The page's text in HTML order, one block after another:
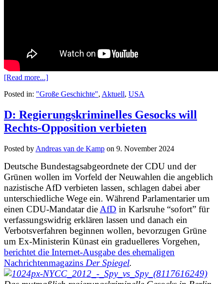
[Read more...]
Posted in: "Große Geschichte", Aktuell, USA
D: Regierungskriminelles Gesocks will
Rechts-Opposition verbieten
Posted by Andreas van de Kamp on 9. November 2024
Deutsche Bundestagsabgeordnete der CDU und der
Grünen wollen im Vorfeld der Neuwahlen die angeblich
nazistische AfD verbieten lassen, schlagen dabei aber
unterschiedliche Wege ein. Während Parlamentarier um
einen CDU-Mandatar die AfD in Karlsruhe “sofort” für
verfassungswidrig erklären lassen und danach ein
Verbotsverfahren beginnen wollen, bevorzugen Grüne
um Ex-Ministerin Künast ein graduelleres Vorgehen,
berichtet die Internet-Ausgabe des ehemaligen
Nachrichtenmagazins Der Spiegel.